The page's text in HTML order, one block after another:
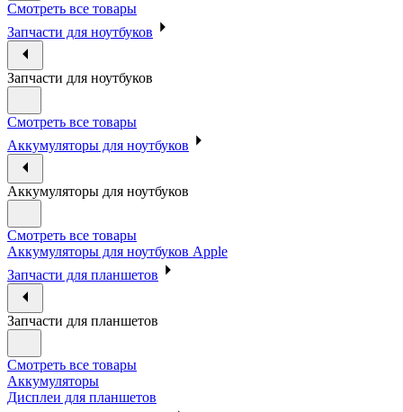
Смотреть все товары
Запчасти для ноутбуков
Запчасти для ноутбуков
Смотреть все товары
Аккумуляторы для ноутбуков
Аккумуляторы для ноутбуков
Смотреть все товары
Аккумуляторы для ноутбуков Apple
Запчасти для планшетов
Запчасти для планшетов
Смотреть все товары
Аккумуляторы
Дисплеи для планшетов